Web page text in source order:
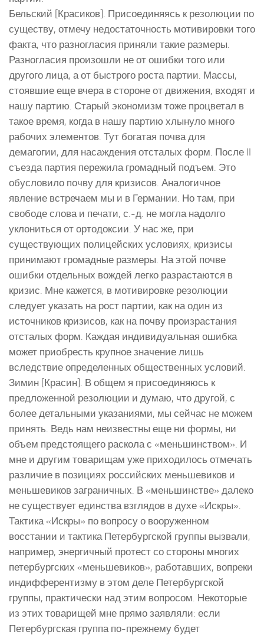
Бельский [Красиков]. Присоединяясь к резолюции по
существу, отмечу недостаточность мотивировки того
факта, что разногласия приняли такие размеры.
Разногласия произошли не от ошибки того или
другого лица, а от быстрого роста партии. Массы,
стоявшие еще вчера в стороне от движения, входят и
нашу партию. Старый экономизм тоже процветал в
такое время, когда в нашу партию хлынуло много
рабочих элементов. Тут богатая почва для
демагогии, для насаждения отсталых форм. После II
съезда партия пережила громадный подъем. Это
обусловило почву для кризисов. Аналогичное
явление встречаем мы и в Германии. Но там, при
свободе слова и печати, с.-д. не могла надолго
уклониться от ортодоксии. У нас же, при
существующих полицейских условиях, кризисы
принимают громадные размеры. На этой почве
ошибки отдельных вождей легко разрастаются в
кризис. Мне кажется, в мотивировке резолюции
следует указать на рост партии, как на один из
источников кризисов, как на почву произрастания
отсталых форм. Каждая индивидуальная ошибка
может приобресть крупное значение лишь
вследствие определенных общественных условий.
Зимин [Красин]. В общем я присоединяюсь к
предложенной резолюции и думаю, что другой, с
более детальными указаниями, мы сейчас не можем
принять. Ведь нам неизвестны еще ни формы, ни
объем предстоящего раскола с «меньшинством». И
мне и другим товарищам уже приходилось отмечать
различие в позициях российских меньшевиков и
меньшевиков заграничных. В «меньшинстве» далеко
не существует единства взглядов в духе «Искры».
Тактика «Искры» по вопросу о вооруженном
восстании и тактика Петербургской группы вызвали,
например, энергичный протест со стороны многих
петербургских «меньшевиков», работавших, вопреки
индифферентизму в этом деле Петербургской
группы, практически над этим вопросом. Некоторые
из этих товарищей мне прямо заявляли: если
Петербургская группа по-прежнему будет